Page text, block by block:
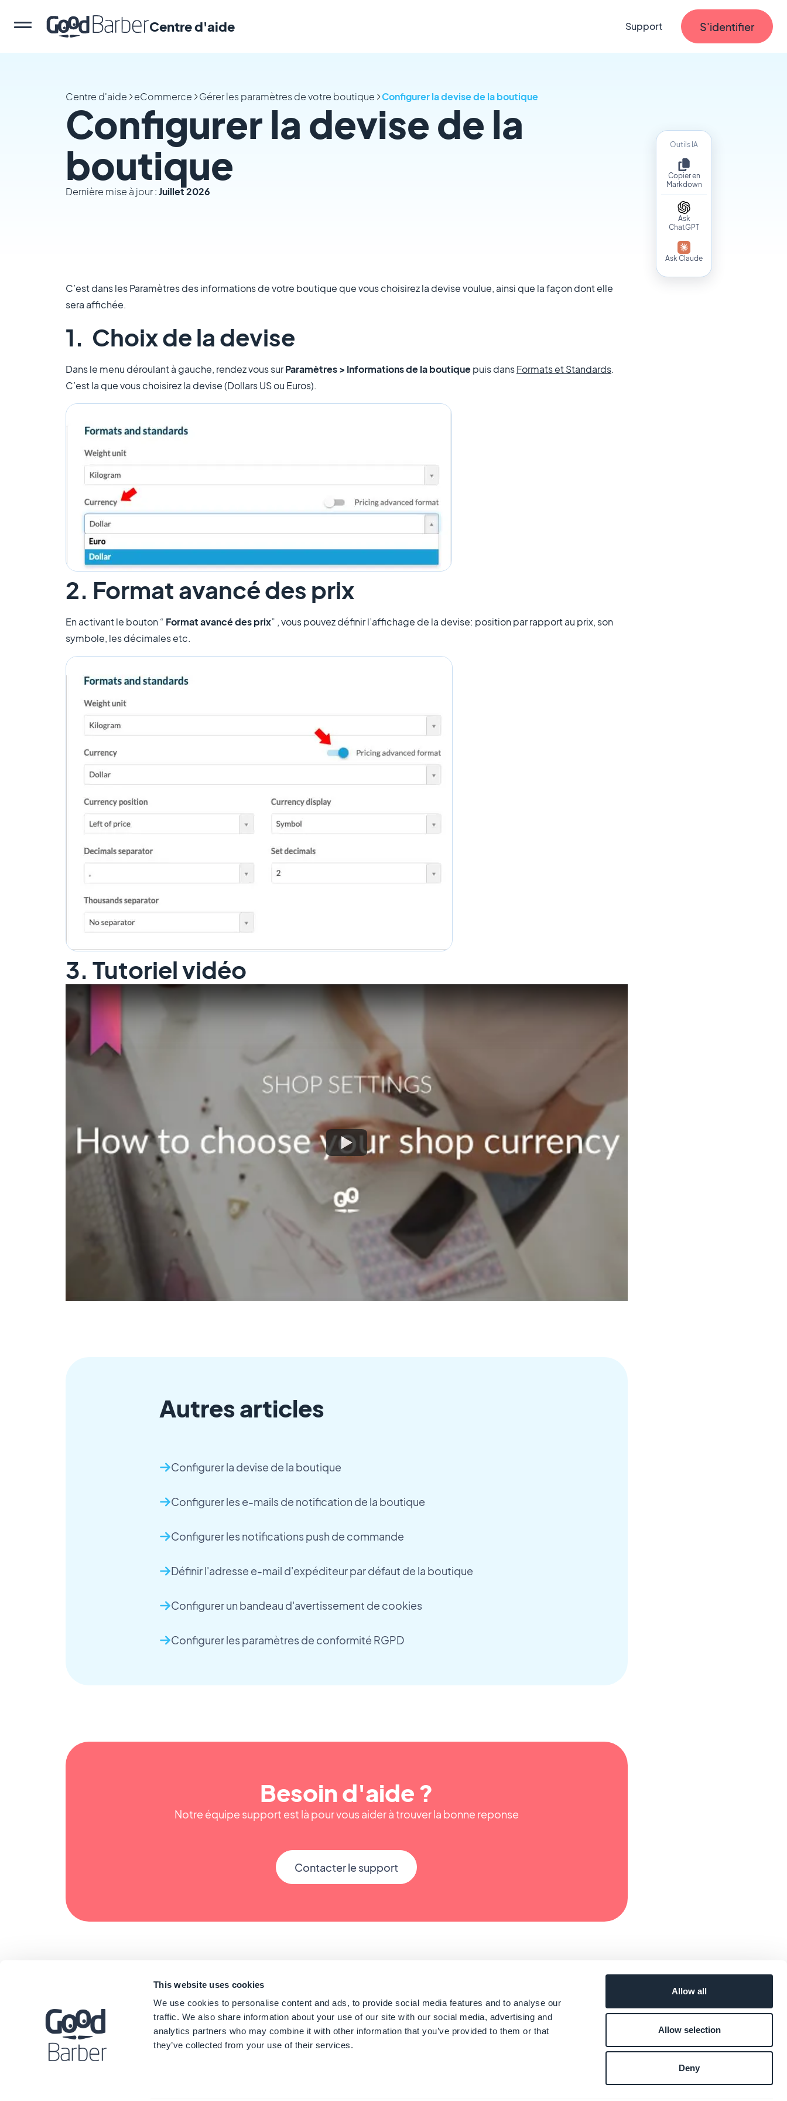
This website uses cookies
We use cookies to personalise content and ads, to provide social media features and to analyse our
traffic. We also share information about your use of our site with our social media, advertising and
analytics partners who may combine it with other information that you’ve provided to them or that
they’ve collected from your use of their services.
Allow all
Allow selection
Deny
Centre d'aide Support S'identifier
Outils IA
Copier en
Markdown
Ask
ChatGPT
Ask Claude
Centre d'aide eCommerce Gérer les paramètres de votre boutique Configurer la devise de la boutique
Configurer la devise de la
boutique
Dernière mise à jour :Juillet 2026
C’est dans les Paramètres des informations de votre boutique que vous choisirez la devise voulue, ainsi que la façon dont elle
sera affichée.
1. Choix de la devise
Dans le menu déroulant à gauche, rendez vous surParamètres > Informations de la boutiquepuis dansFormats et Standards.
C’est la que vous choisirez la devise (Dollars US ou Euros).
2. Format avancé des prix
En activant le bouton “ Format avancé des prix” , vous pouvez définir l’affichage de la devise: position par rapport au prix, son
symbole, les décimales etc.
3. Tutoriel vidéo
Autres articles
Configurer la devise de la boutique
Configurer les e-mails de notification de la boutique
Configurer les notifications push de commande
Définir l'adresse e-mail d'expéditeur par défaut de la boutique
Configurer un bandeau d'avertissement de cookies
Configurer les paramètres de conformité RGPD
Besoin d'aide ?
Notre équipe support est là pour vous aider à trouver la bonne reponse
Contacter le support
Conseils pour créer une app